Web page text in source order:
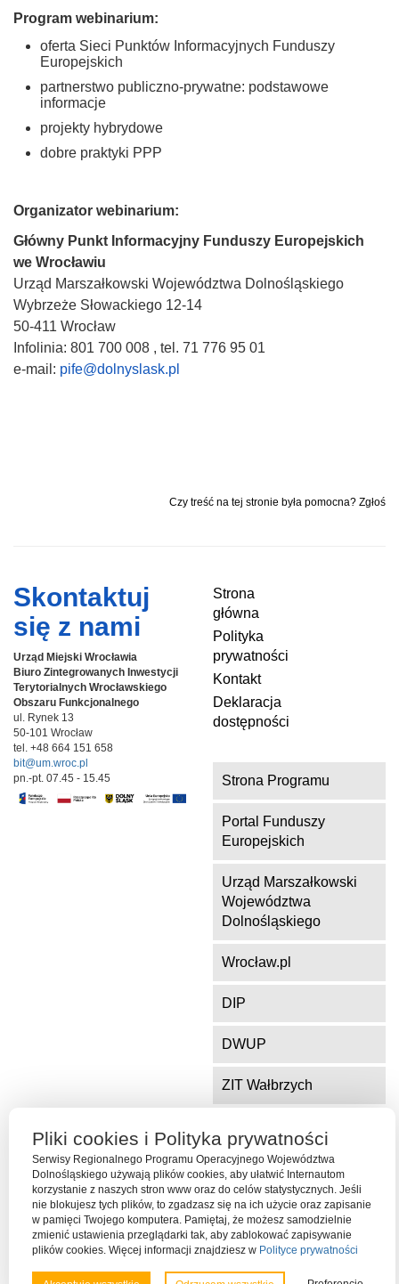
Program webinarium:
oferta Sieci Punktów Informacyjnych Funduszy
Europejskich
partnerstwo publiczno-prywatne: podstawowe
informacje
projekty hybrydowe
dobre praktyki PPP
Organizator webinarium:
Główny Punkt Informacyjny Funduszy Europejskich
we Wrocławiu
Urząd Marszałkowski Województwa Dolnośląskiego
Wybrzeże Słowackiego 12-14
50-411 Wrocław
Infolinia: 801 700 008 , tel. 71 776 95 01
e-mail: pife@dolnyslask.pl
Czy treść na tej stronie była pomocna? Zgłoś
Skontaktuj
się z nami
Urząd Miejski Wrocławia
Biuro Zintegrowanych Inwestycji
Terytorialnych Wrocławskiego
Obszaru Funkcjonalnego
ul. Rynek 13
50-101 Wrocław
tel. +48 664 151 658
bit@um.wroc.pl
pn.-pt. 07.45 - 15.45
Strona
główna
Polityka
prywatności
Kontakt
Deklaracja
dostępności
Strona Programu
Portal Funduszy
Europejskich
Urząd Marszałkowski
Województwa
Dolnośląskiego
Wrocław.pl
DIP
DWUP
ZIT Wałbrzych
Serwis współfinansowany ze środków Funduszu Spójności Unii
Europejskiej w ramach Programu Operacyjnego Pomoc Techniczna
2014-2020
Pliki cookies i Polityka prywatności
Serwisy Regionalnego Programu Operacyjnego Województwa
Dolnośląskiego używają plików cookies, aby ułatwić Internautom
korzystanie z naszych stron www oraz do celów statystycznych. Jeśli
nie blokujesz tych plików, to zgadzasz się na ich użycie oraz zapisanie
w pamięci Twojego komputera. Pamiętaj, że możesz samodzielnie
zmienić ustawienia przeglądarki tak, aby zablokować zapisywanie
plików cookies. Więcej informacji znajdziesz w Polityce prywatności